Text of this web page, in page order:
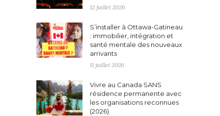
12 juillet 2026
S’installer à Ottawa-Gatineau
: immobilier, intégration et
santé mentale des nouveaux
arrivants
11 juillet 2026
Vivre au Canada SANS
résidence permanente avec
les organisations reconnues
(2026)